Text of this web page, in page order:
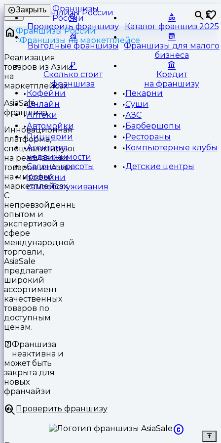
Франшизы
России
⏳
Закрыть
Проверить франшизу Каталог франшиз 2025
Выгодные франшизы Франшизы для малого
бизнеса
Сколько стоит
франшиза
Кредит
на франшизу
Кофейни
Пекарни
Онлайн
Суши
Аптеки
АЗС
Автомойки
Барбершопы
Пиццерии
Рестораны
Агентства
недвижимости
Компьютерные клубы
Салоны красоты
Детские центры
Кофейни
самообслуживания
Франшизы России
Франшизы на маркетплейсе
Реализация
товаров из Азии
на
маркетплейсах
AsiaSale
франшиза
Инновационная
платформа,
специализирующаяся
на реализации
товаров из Азии
на мировых
маркетплейсах.
С
непревзойденным
опытом и
экспертизой в
сфере
международной
торговли,
AsiaSale
предлагает
широкий
ассортимент
качественных
товаров по
доступным
ценам.
Франшиза
неактивна и
может быть
закрыта для
новых
франчайзи
Проверить франшизу